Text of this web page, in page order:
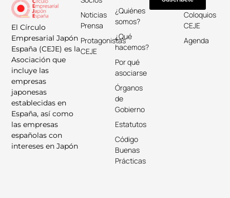
El Círculo
Empresarial Japón
España (CEJE) es la
Asociación que
incluye las
empresas
japonesas
establecidas en
España, así como
las empresas
españolas con
intereses en Japón
¿Quiénes
somos?
¿Qué
hacemos?
Por qué
asociarse
Órganos
de
Gobierno
Estatutos
Código
Buenas
Prácticas
Noticias
Prensa
Protagonistas
CEJE
Coloquios
CEJE
Agenda